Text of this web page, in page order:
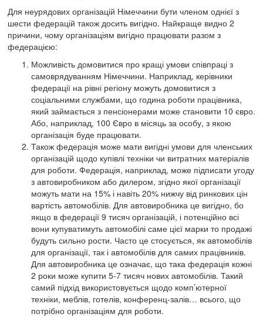
Для неурядових організацій Німеччини бути членом однієї з
шести федерацій також досить вигідно. Найкраще видно 2
причини, чому організаціям вигідно працювати разом з
федерацією:
Можливість домовитися про кращі умови співпраці з
самоврядуванням Німеччини. Наприклад, керівники
федерації на рівні регіону можуть домовитися з
соціальними службами, що година роботи працівника,
який займається з пенсіонерами може становити 10 євро.
Або, наприклад, 100 Євро в місяць за особу, з якою
організація буде працювати.
Також федерація може мати вигідні умови для членських
організацій щодо купівлі техніки чи витратних матеріалів
для роботи. Федерація, наприклад, може підписати угоду
з автовиробником або дилером, згідно якої організації
можуть мати на 15% і навіть 20% нижчу від ринкових цін
вартість автомобілів. Для автовиробника це вигідно, бо
якщо в федерації 9 тисяч організацій, і потенційно всі
вони купуватимуть автомобілі саме цієї марки то продажі
будуть сильно рости. Часто це стосується, як автомобілів
для організації, так і автомобілів для самих працівників.
Для автовиробника це означає, що така федерація кожні
2 роки може купити 5-7 тисяч нових автомобілів. Такий
самий підхід використовується щодо комп’ютерної
техніки, меблів, готелів, конференц-залів… всього, що
потрібно організаціям для роботи.